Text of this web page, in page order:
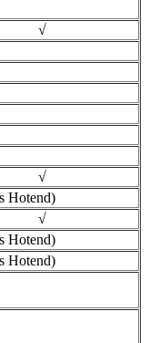
√
√
Hotend)
√
Hotend)
Hotend)